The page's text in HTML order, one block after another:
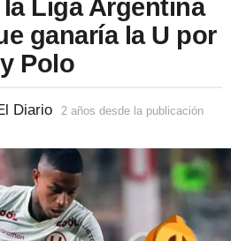
Liga Argentina
ganaría la U por
Polo
Diario 2 años desde la publicación
o
d
e